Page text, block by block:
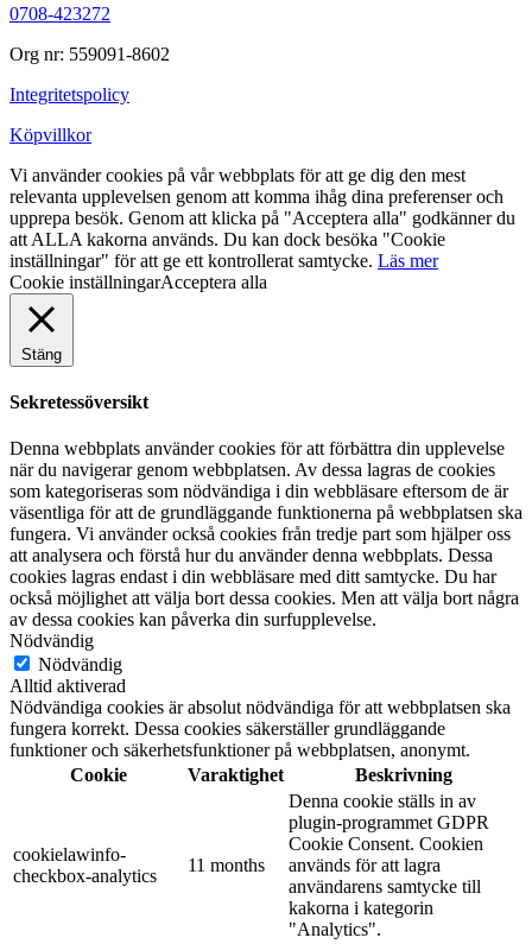
0708-423272
Org nr: 559091-8602
Integritetspolicy
Köpvillkor
Vi använder cookies på vår webbplats för att ge dig den mest
relevanta upplevelsen genom att komma ihåg dina preferenser och
upprepa besök. Genom att klicka på "Acceptera alla" godkänner du
att ALLA kakorna används. Du kan dock besöka "Cookie
inställningar" för att ge ett kontrollerat samtycke. Läs mer
Cookie inställningarAcceptera alla
Stäng
Sekretessöversikt
Denna webbplats använder cookies för att förbättra din upplevelse
när du navigerar genom webbplatsen. Av dessa lagras de cookies
som kategoriseras som nödvändiga i din webbläsare eftersom de är
väsentliga för att de grundläggande funktionerna på webbplatsen ska
fungera. Vi använder också cookies från tredje part som hjälper oss
att analysera och förstå hur du använder denna webbplats. Dessa
cookies lagras endast i din webbläsare med ditt samtycke. Du har
också möjlighet att välja bort dessa cookies. Men att välja bort några
av dessa cookies kan påverka din surfupplevelse.
Nödvändig
Nödvändig
Alltid aktiverad
Nödvändiga cookies är absolut nödvändiga för att webbplatsen ska
fungera korrekt. Dessa cookies säkerställer grundläggande
funktioner och säkerhetsfunktioner på webbplatsen, anonymt.
Cookie
Varaktighet Beskrivning
cookielawinfo-
checkbox-analytics
11 months
Denna cookie ställs in av
plugin-programmet GDPR
Cookie Consent. Cookien
används för att lagra
användarens samtycke till
kakorna i kategorin
"Analytics".